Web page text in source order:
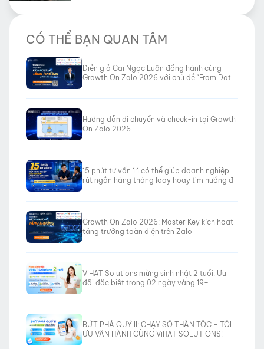
CÓ THỂ BẠN QUAN TÂM
Diễn giả Cai Ngọc Luân đồng hành cùng
Growth On Zalo 2026 với chủ đề “From Data
Hướng dẫn di chuyển và check-in tại Growth
On Zalo 2026
15 phút tư vấn 1:1 có thể giúp doanh nghiệp
rút ngắn hàng tháng loay hoay tìm hướng đi
Growth On Zalo 2026: Master Key kích hoạt
tăng trưởng toàn diện trên Zalo
ViHAT Solutions mừng sinh nhật 2 tuổi: Ưu
đãi đặc biệt trong 02 ngày vàng 19–
BỨT PHÁ QUÝ II: CHẠY SỐ THẦN TỐC – TỐI
ƯU VẬN HÀNH CÙNG ViHAT SOLUTIONS!